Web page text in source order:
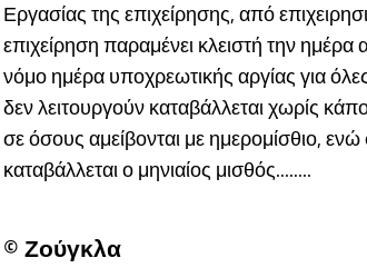
Εργασίας της επιχείρησης, από
επιχείρηση παραμένει κλειστή την
νόμο ημέρα υποχρεωτικής αργίας για όλες
δεν λειτουργούν καταβάλλεται χωρίς
σε όσους αμείβονται με ημερομίσθιο,
καταβάλλεται ο μηνιαίος μισθός........
© Ζούγκλα